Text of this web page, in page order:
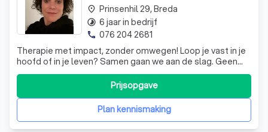
Therapie met impact, zonder omwegen! Loop je vast in je
hoofd of in je leven? Samen gaan we aan de slag. Geen
ingewikkeld gedoe, wel echte blijvende verandering. Geen
vergoeding; 95 euro per sessie
Plan kennismaking
Prijsopgave
place Prinsenhil 29, Breda
timelapse 6 jaar in bedrijf
phone 076 204 2681